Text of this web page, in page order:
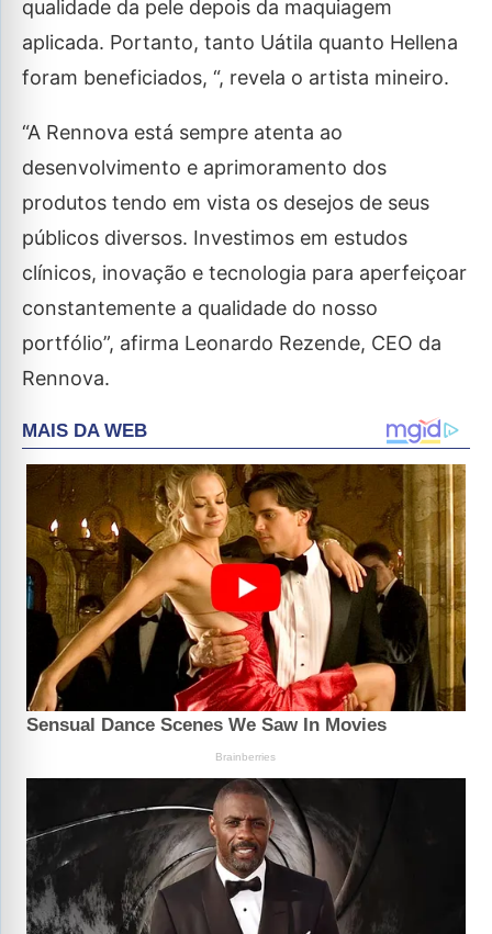
qualidade da pele depois da maquiagem
aplicada. Portanto, tanto Uátila quanto Hellena
foram beneficiados, “, revela o artista mineiro.
“A Rennova está sempre atenta ao
desenvolvimento e aprimoramento dos
produtos tendo em vista os desejos de seus
públicos diversos. Investimos em estudos
clínicos, inovação e tecnologia para aperfeiçoar
constantemente a qualidade do nosso
portfólio”, afirma Leonardo Rezende, CEO da
Rennova.